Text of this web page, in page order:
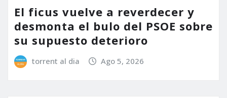
El ficus vuelve a reverdecer y
desmonta el bulo del PSOE sobre
su supuesto deterioro
torrent al dia Ago 5, 2026